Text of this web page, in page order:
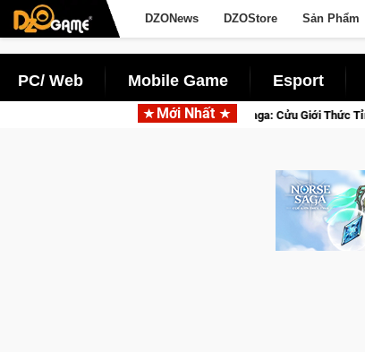
DZONews DZOStore Sản Phẩm
PC/ Web Mobile Game Esport
Mới Nhất
Beta Norse Saga: Cửu Giới Thức Tỉnh, Săn DJI Osmo Pocket 3